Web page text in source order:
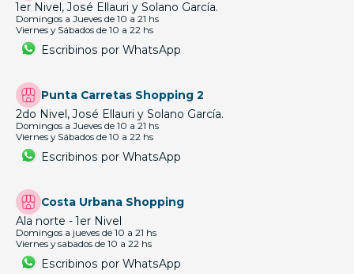
1er Nivel, José Ellauri y Solano García.
Domingos a Jueves de 10 a 21 hs
Viernes y Sábados de 10 a 22 hs
Escribinos por WhatsApp
Punta Carretas Shopping 2
2do Nivel, José Ellauri y Solano García.
Domingos a Jueves de 10 a 21 hs
Viernes y Sábados de 10 a 22 hs
Escribinos por WhatsApp
Costa Urbana Shopping
Ala norte - 1er Nivel
Domingos a jueves de 10 a 21 hs
Viernes y sabados de 10 a 22 hs
Escribinos por WhatsApp